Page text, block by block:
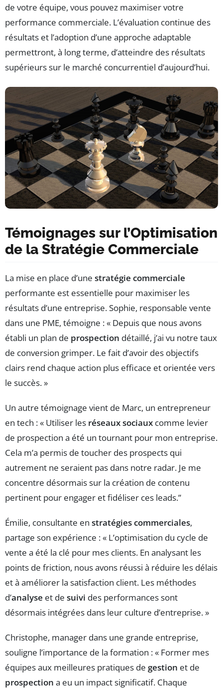
de votre équipe, vous pouvez maximiser votre
performance commerciale. L’évaluation continue des
résultats et l’adoption d’une approche adaptable
permettront, à long terme, d’atteindre des résultats
supérieurs sur le marché concurrentiel d’aujourd’hui.
Témoignages sur l’Optimisation
de la Stratégie Commerciale
La mise en place d’une stratégie commerciale
performante est essentielle pour maximiser les
résultats d’une entreprise. Sophie, responsable vente
dans une PME, témoigne : « Depuis que nous avons
établi un plan de prospection détaillé, j’ai vu notre taux
de conversion grimper. Le fait d’avoir des objectifs
clairs rend chaque action plus efficace et orientée vers
le succès. »
Un autre témoignage vient de Marc, un entrepreneur
en tech : « Utiliser les réseaux sociaux comme levier
de prospection a été un tournant pour mon entreprise.
Cela m’a permis de toucher des prospects qui
autrement ne seraient pas dans notre radar. Je me
concentre désormais sur la création de contenu
pertinent pour engager et fidéliser ces leads.”
Émilie, consultante en stratégies commerciales,
partage son expérience : « L’optimisation du cycle de
vente a été la clé pour mes clients. En analysant les
points de friction, nous avons réussi à réduire les délais
et à améliorer la satisfaction client. Les méthodes
d’analyse et de suivi des performances sont
désormais intégrées dans leur culture d’entreprise. »
Christophe, manager dans une grande entreprise,
souligne l’importance de la formation : « Former mes
équipes aux meilleures pratiques de gestion et de
prospection a eu un impact significatif. Chaque